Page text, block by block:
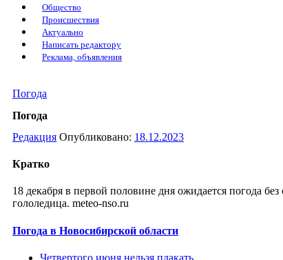
Общество
Происшествия
Актуально
Написать редактору
Реклама, объявления
Погода
Погода
Редакция Опубликовано: 18.12.2023
Кратко
18 декабря в первой половине дня ожидается погода
гололедица. meteo-nso.ru
Погода в Новосибирской области
Четвертого июня нельзя плакать